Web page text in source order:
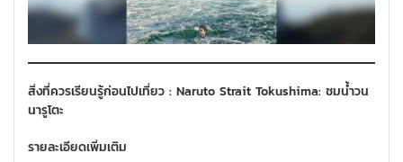
สิ่งที่ควรเรียนรู้ก่อนไปเที่ยว : Naruto Strait Tokushima: ชมน้ำวน
นารูโตะ
รายละเอียดเพิ่มเติม